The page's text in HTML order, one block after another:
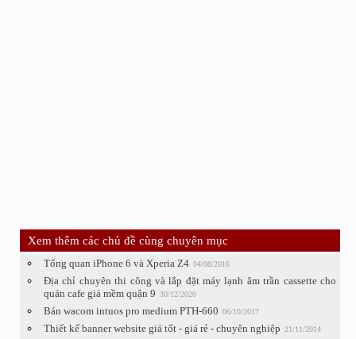
Xem thêm các chủ đề cùng chuyên mục
Tổng quan iPhone 6 và Xperia Z4 04/08/2016
Địa chỉ chuyên thi công và lắp đặt máy lạnh âm trần cassette cho
quán cafe giá mềm quận 9 30/12/2020
Bán wacom intuos pro medium PTH-660 06/10/2017
Thiết kế banner website giá tốt - giá rẻ - chuyên nghiệp 21/11/2014